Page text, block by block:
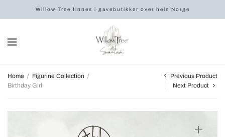
Willow Tree finnes i gavebutikker over hele Norge
Home / Figurine Collection /
Birthday Girl
Previous Product
Next Product